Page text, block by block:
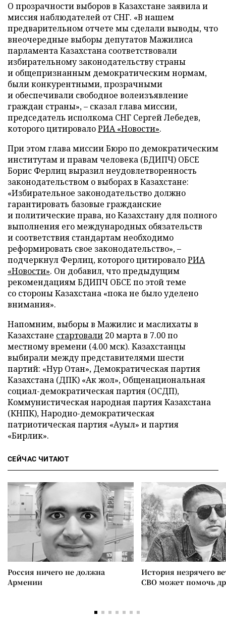
О прозрачности выборов в Казахстане заявила и
миссия наблюдателей от СНГ. «В нашем
предварительном отчете мы сделали выводы, что
внеочередные выборы депутатов Мажилиса
парламента Казахстана соответствовали
избирательному законодательству страны
и общепризнанным демократическим нормам,
были конкурентными, прозрачными
и обеспечивали свободное волеизъявление
граждан страны», – сказал глава миссии,
председатель исполкома СНГ Сергей Лебедев,
которого цитировалоРИА «Новости».
При этом глава миссии Бюро по демократическим
институтам и правам человека (БДИПЧ) ОБСЕ
Борис Ферлиц выразил неудовлетворенность
законодательством о выборах в Казахстане:
«Избирательное законодательство должно
гарантировать базовые гражданские
и политические права, но Казахстану для полного
выполнения его международных обязательств
и соответствия стандартам необходимо
реформировать свое законодательство», –
подчеркнул Ферлиц, которого цитировалоРИА
«Новости». Он добавил, что предыдущим
рекомендациям БДИПЧ ОБСЕ по этой теме
со стороны Казахстана «пока не было уделено
внимания».
Напомним, выборы в Мажилис и маслихаты в
Казахстане стартовали 20 марта в 7.00 по
местному времени (4.00 мск). Казахстанцы
выбирали между представителями шести
партий: «Нур Отан», Демократическая партия
Казахстана (ДПК) «Ак жол», Общенациональная
социал-демократическая партия (ОСДП),
Коммунистическая народная партия Казахстана
(КНПК), Народно-демократическая
патриотическая партия «Ауыл» и партия
«Бирлик».
СЕЙЧАС ЧИТАЮТ
Россия ничего не должна
Армении
История незрячего
СВО может помочь